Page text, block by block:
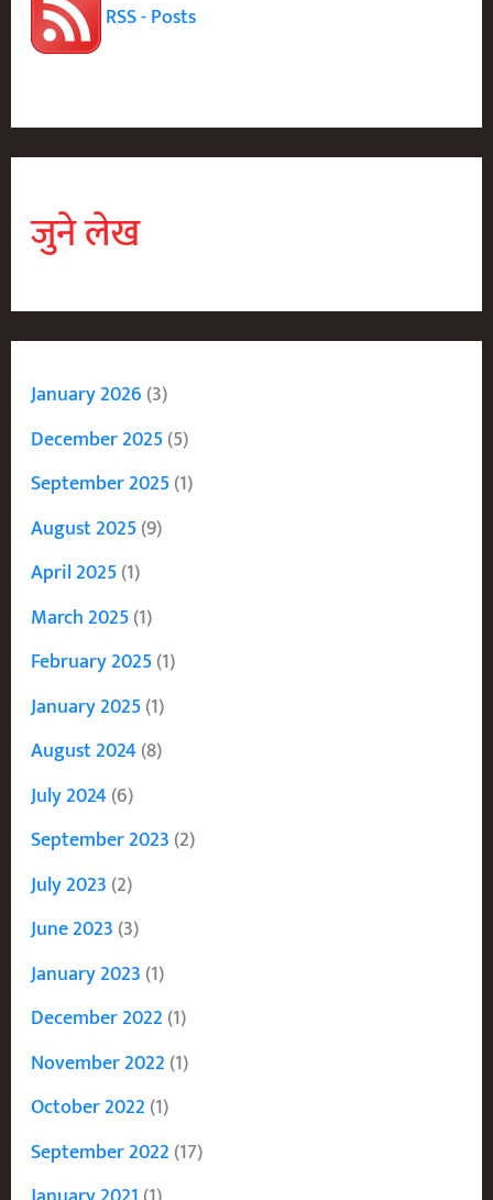
RSS - Posts
जुने लेख
January 2026 (3)
December 2025(5)
September 2025(1)
August 2025(9)
April 2025(1)
March 2025(1)
February 2025(1)
January 2025(1)
August 2024(8)
July 2024(6)
September 2023 (2)
July 2023 (2)
June 2023 (3)
January 2023 (1)
December 2022 (1)
November 2022 (1)
October 2022 (1)
September 2022 (17)